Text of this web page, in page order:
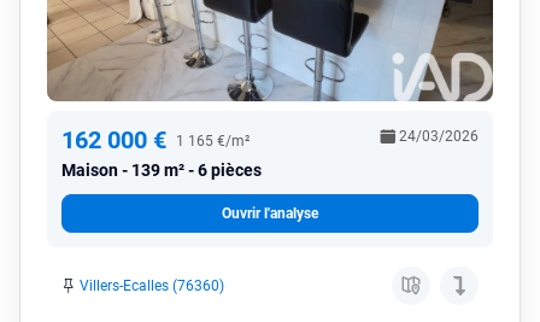
162 000 € 1 165 €/m²
Maison 139 m² - 6 pièces
24/03/2026
Ouvrir l'analyse
Villers-Ecalles (76360)